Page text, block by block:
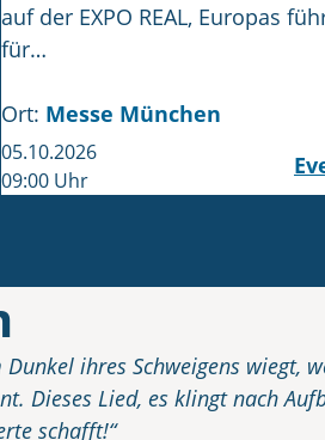
auf der EXPO REAL, Europas
für…
Ort: Messe München
05.10.2026
09:00 Uhr
ihres Schweigens wiegt,
Dieses Lied, es klingt nach
schafft!“